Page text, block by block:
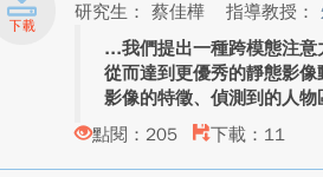
研究生： 蔡佳樺
指導教授：
我們提出一種跨模態注意
從而達到更優秀的靜態影
影像的特徵、偵測到的人
點閱：205
下載：11